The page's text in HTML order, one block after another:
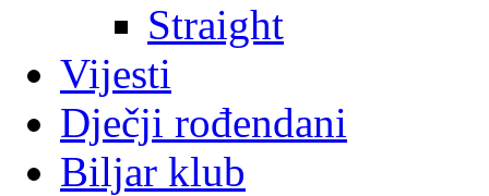
Straight
Vijesti
Dječji rođendani
Biljar klub